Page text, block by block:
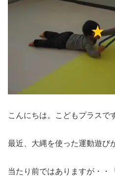
こんにちは。こどもプラスで
最近、大縄を使った運動遊び
当たり前ではありますが・・